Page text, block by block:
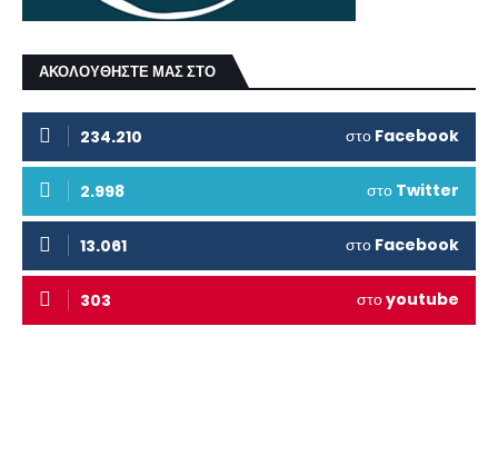
ΑΚΟΛΟΥΘΗΣΤΕ ΜΑΣ ΣΤΟ
234.210 στο Facebook
2.998 στο Twitter
13.061 στο Facebook
303 στοyoutube